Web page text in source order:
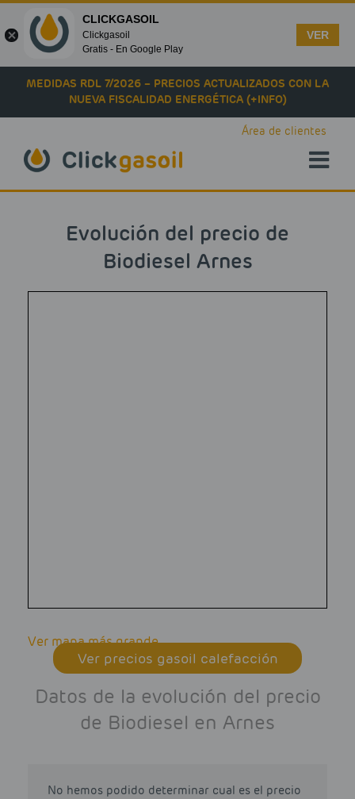
Skip to main content
MEDIDAS RDL 7/2026 – PRECIOS ACTUALIZADOS CON LA
NUEVA FISCALIDAD ENERGÉTICA (+INFO)
Área de clientes
Evolución del precio de
Biodiesel Arnes
Ver mapa más grande
Ver precios gasoil calefacción
Datos de la evolución del precio
de Biodiesel en Arnes
No hemos podido determinar cual es el precio
CLICKGASOIL
Clickgasoil
Gratis - En Google Play
VER